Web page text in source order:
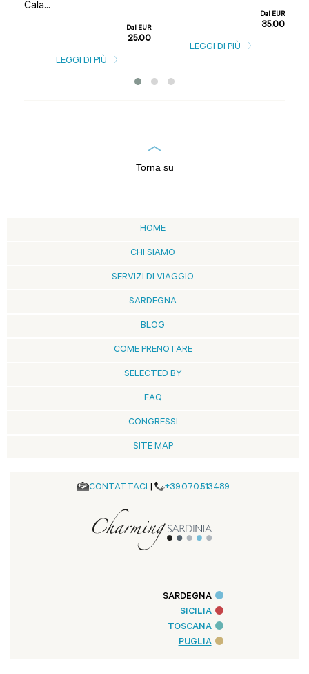
Cala...
Dal EUR
25.00
LEGGI DI PIÙ
Dal EUR
35.00
LEGGI DI PIÙ
Torna su
HOME
CHI SIAMO
SERVIZI DI VIAGGIO
SARDEGNA
BLOG
COME PRENOTARE
SELECTED BY
FAQ
CONGRESSI
SITE MAP
CONTATTACI | +39.070.513489
SARDEGNA
SICILIA
TOSCANA
PUGLIA